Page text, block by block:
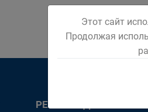
РЕКОМЕНДУЕМ
Этот сайт
Продолжая